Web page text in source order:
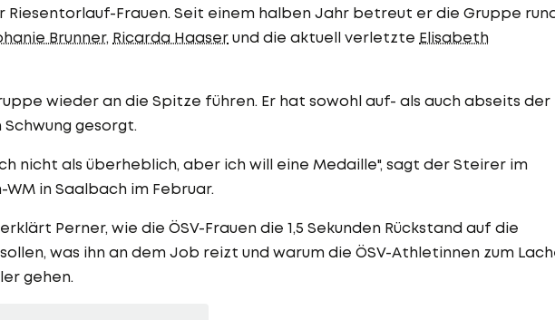
Riesentorlauf-Frauen. Seit einem halben Jahr betreut er die Gruppe
Brunner, Ricarda Haaser und die aktuell verletzte Elisabeth
wieder an die Spitze führen. Er hat sowohl auf- als auch abseits der
gesorgt.
nicht als überheblich, aber ich will eine Medaille", sagt der Steirer im
in Saalbach im Februar.
Perner, wie die ÖSV-Frauen die 1,5 Sekunden Rückstand auf die
was ihn an dem Job reizt und warum die ÖSV-Athletinnen zum
gehen.